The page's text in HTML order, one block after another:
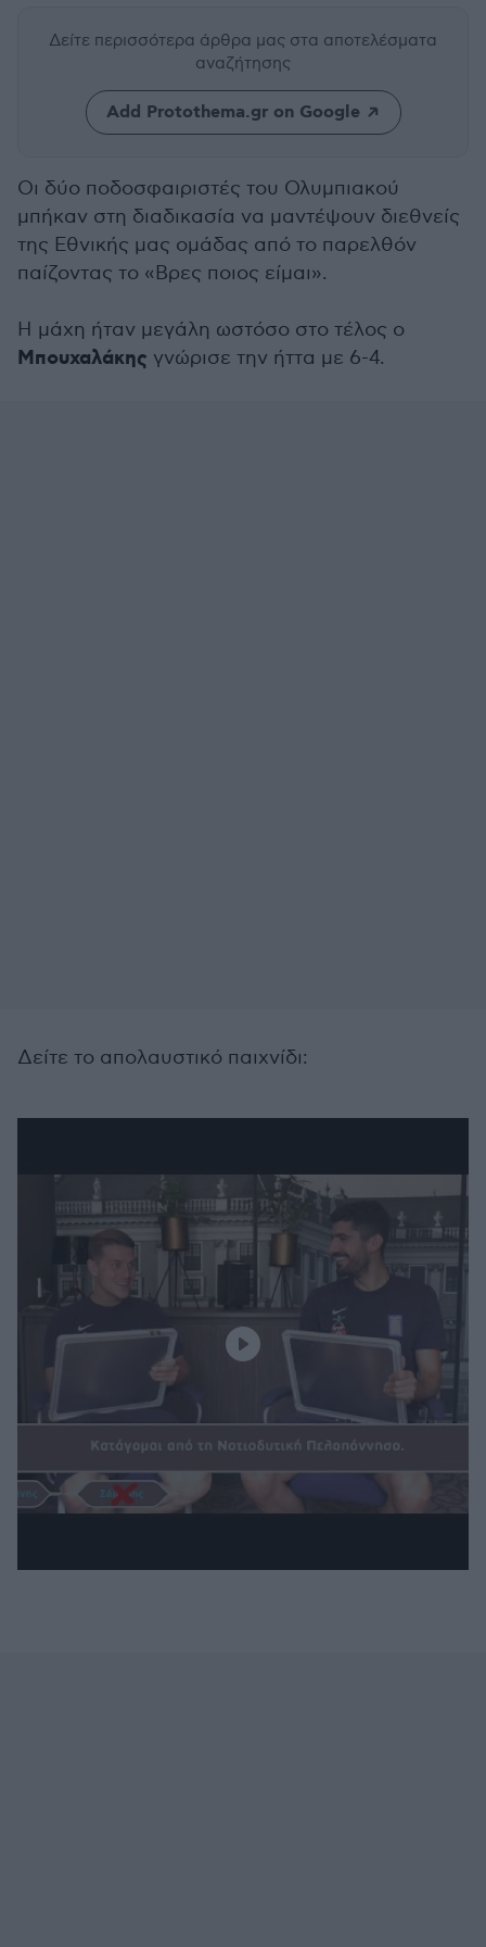
Δείτε περισσότερα άρθρα μας στα αποτελέσματα
αναζήτησης
Add Protothema.gr on Google
Οι δύο ποδοσφαιριστές του Ολυμπιακού
μπήκαν στη διαδικασία να μαντέψουν διεθνείς
της Εθνικής μας ομάδας από το παρελθόν
παίζοντας το «Βρες ποιος είμαι».
Η μάχη ήταν μεγάλη ωστόσο στο τέλος ο
Μπουχαλάκης γνώρισε την ήττα με 6-4.
Δείτε το απολαυστικό παιχνίδι: